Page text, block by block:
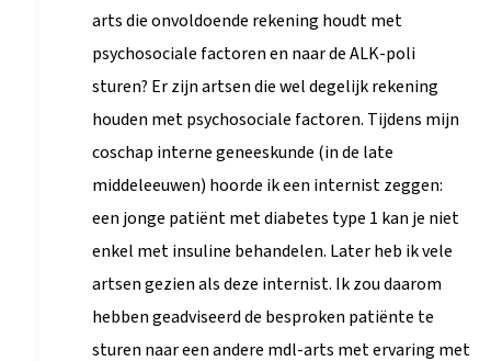
arts die onvoldoende rekening houdt met
psychosociale factoren en naar de ALK-poli
sturen? Er zijn artsen die wel degelijk rekening
houden met psychosociale factoren. Tijdens mijn
coschap interne geneeskunde (in de late
middeleeuwen) hoorde ik een internist zeggen:
een jonge patiënt met diabetes type 1 kan je niet
enkel met insuline behandelen. Later heb ik vele
artsen gezien als deze internist. Ik zou daarom
hebben geadviseerd de besproken patiënte te
sturen naar een andere mdl-arts met ervaring met